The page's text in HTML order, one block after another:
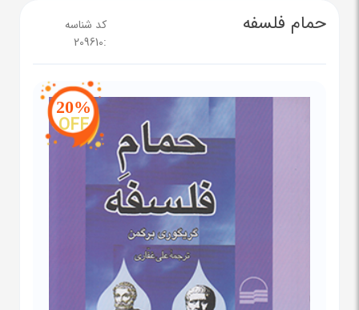
حمام فلسفه
کد شناسه
:
209610
20%
OFF